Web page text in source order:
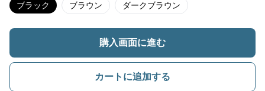
ブラック ブラウン ダークブラウン
購入画面に進む
カートに追加する